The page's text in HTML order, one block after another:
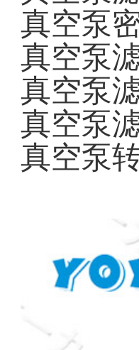
真空泵
真空泵
真空泵
真空泵
真空泵